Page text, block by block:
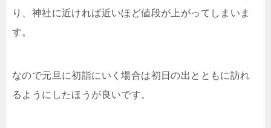
り、神社に近ければ近いほど値段が上がってしまいま
す。
なので元旦に初詣にいく場合は初日の出とともに訪れ
るようにしたほうが良いです。